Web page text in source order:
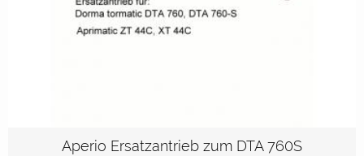
Aperio Ersatzantrieb zum DTA 760S